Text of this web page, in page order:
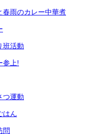
雨のカレー中華煮
班活動
参上!
つ運動
はん
問